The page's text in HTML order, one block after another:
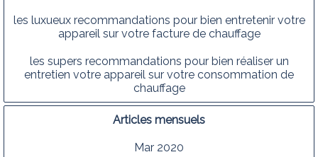
les luxueux recommandations pour bien entretenir votre
appareil sur votre facture de chauffage
les supers recommandations pour bien réaliser un
entretien votre appareil sur votre consommation de
chauffage
Articles mensuels
Mar 2020